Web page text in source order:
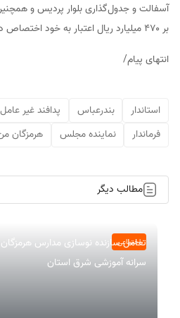
آسفالت و جدول‌گذاری بلوار پردیس و
بر ۴۷۰ میلیارد ريال اعتبار به خود اختصاص داده است.
انتهای پیام/
استاندار بندرعباس پدافند غیر عامل
فرماندار
نماینده مجلس هرمزگان
مطالب دیگر
اجتماعی
تعامل سازنده نوسازی مدارس
سرانه آموزشی شرق استان